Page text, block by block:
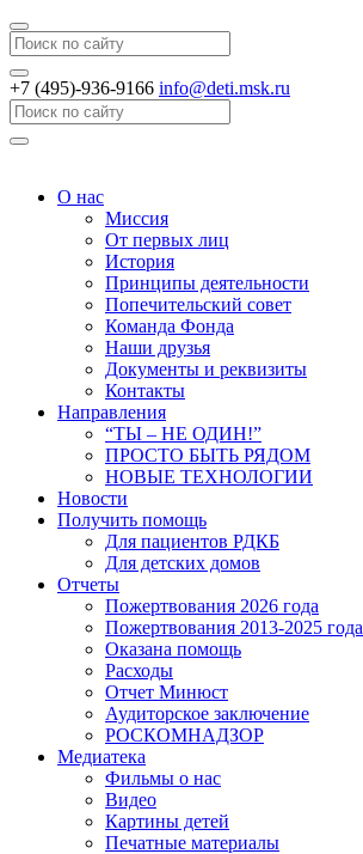
Search
+7 (495)-936-9166 info@deti.msk.ru
Search
О нас
Миссия
От первых лиц
История
Принципы деятельности
Попечительский совет
Команда Фонда
Наши друзья
Документы и реквизиты
Контакты
Направления
“ТЫ – НЕ ОДИН!”
ПРОСТО БЫТЬ РЯДОМ
НОВЫЕ ТЕХНОЛОГИИ
Новости
Получить помощь
Для пациентов РДКБ
Для детских домов
Отчеты
Пожертвования 2026 года
Пожертвования 2013-2025 года
Оказана помощь
Расходы
Отчет Минюст
Аудиторское заключение
РОСКОМНАДЗОР
Медиатека
Фильмы о нас
Видео
Картины детей
Печатные материалы